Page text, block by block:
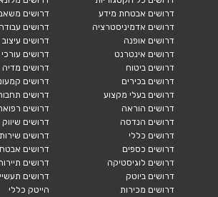
דרושים אבטחת מידע
דרושים אדמיניסטרציה
דרושים אופנה
דרושים אינטרנט
דרושים ביטוח
דרושים בכירים
דרושים בעלי מקצוע
דרושים הוראה
דרושים הנדסה
דרושים כללי
דרושים כספים
דרושים לוגיסטיקה
דרושים ביוטק
דרושים מכירות
דרושים
דרושים
דרושים עיצוב
דרושים עורכי
דרושים מדיה
דרושים
דרושים
דרושים
דרושים שיווק
דרושים
דרושים
דרושים
דרושים
הייטק כללי